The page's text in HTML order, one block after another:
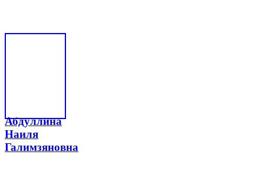
Абдуллина
Наиля
Галимзяновна